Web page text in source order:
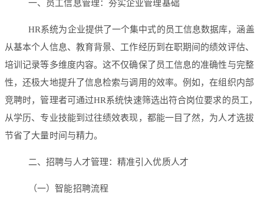
一、员工信息管理：夯实企业管理基础
HR系统为企业提供了一个集中式的员工信息数据库，涵盖
从基本个人信息、教育背景、工作经历到在职期间的绩效评估、
培训记录等多维度内容。这不仅确保了员工信息的准确性与完整
性，还极大地提升了信息检索与调用的效率。例如，在组织内部
竞聘时，管理者可通过HR系统快速筛选出符合岗位要求的员工，
从学历、专业技能到过往绩效表现，都能一目了然，为人才选拔
节省了大量时间与精力。
二、招聘与人才管理：精准引入优质人才
（一）智能招聘流程